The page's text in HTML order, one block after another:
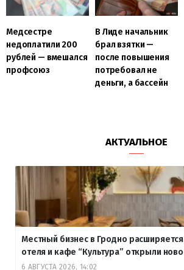
Медсестре
недоплатили 200
рублей — вмешался
профсоюз
В Лиде начальник
брал взятки —
после повышения
потребовал не
деньги, а бассейн
АКТУАЛЬНОЕ
Местный бизнес в Гродно
отеля и кафе “Культура” открыли
6 АВГУСТА 2026, 14:02